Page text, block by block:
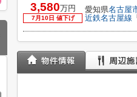
3,580万円
7月10日 値下げ
愛知県名古屋
近鉄名古屋線 「